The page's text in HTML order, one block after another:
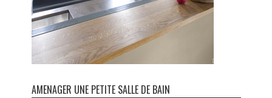
AMENAGER UNE PETITE SALLE DE BAIN